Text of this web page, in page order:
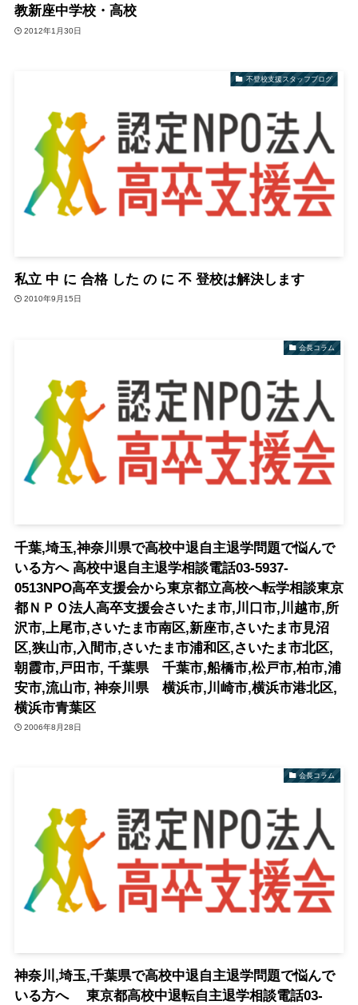
教新座中学校・高校
2012年1月30日
不登校支援スタッフブログ
私立 中 に 合格 した の に 不 登校は解決します
2010年9月15日
会長コラム
千葉,埼玉,神奈川県で高校中退自主退学問題で悩んで
いる方へ 高校中退自主退学相談電話03-5937-
0513NPO高卒支援会から東京都立高校へ転学相談東京
都ＮＰＯ法人高卒支援会さいたま市,川口市,川越市,所
沢市,上尾市,さいたま市南区,新座市,さいたま市見沼
区,狭山市,入間市,さいたま市浦和区,さいたま市北区,
朝霞市,戸田市, 千葉県 千葉市,船橋市,松戸市,柏市,浦
安市,流山市, 神奈川県 横浜市,川崎市,横浜市港北区,
横浜市青葉区
2006年8月28日
会長コラム
神奈川,埼玉,千葉県で高校中退自主退学問題で悩んで
いる方へ 東京都高校中退転自主退学相談電話03-